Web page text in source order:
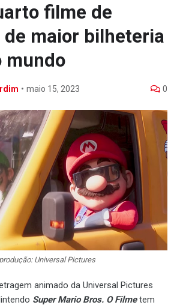
filme de
de maior bilheteria
mundo
• maio 15, 2023 0
Universal Pictures
animado da Universal Pictures
Super Mario Bros. O Filmetem